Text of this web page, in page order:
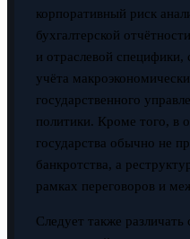
корпоративный риск
бухгалтерской
и отраслевой специфики,
учёта
государственного
политики. Кроме того, в
государства обычно не
банкротства, а
рамках переговоров и
Следует также